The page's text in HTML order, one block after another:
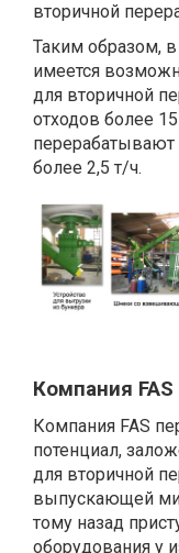
вторичной
Таким образом, в
имеется
для вторичной
отходов более
перерабатывают
более 2,5 т/ч.
Компания FAS
Компания FAS
потенциал,
для вторичной
выпускающей
тому назад
оборудования у